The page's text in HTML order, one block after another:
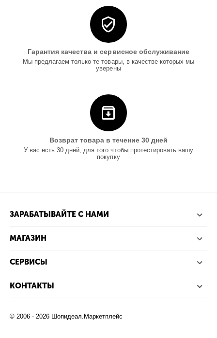
Гарантия качества и сервисное обслуживание
Мы предлагаем только те товары, в качестве которых мы
уверены
Возврат товара в течение 30 дней
У вас есть 30 дней, для того чтобы протестировать вашу
покупку
ЗАРАБАТЫВАЙТЕ С НАМИ
МАГАЗИН
СЕРВИСЫ
КОНТАКТЫ
© 2006 - 2026 Шопидеал.Маркетплейс